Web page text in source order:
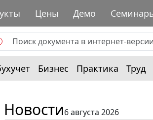
Цены Демо
Бизнес Практика Труд
Новости6 августа 2026